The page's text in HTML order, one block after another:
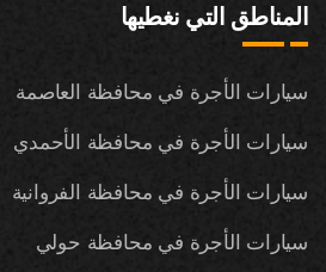
المناطق التي نغطيها
سيارات الأجرة في محافظة العاصمة
سيارات الأجرة في محافظة الأحمدي
سيارات الأجرة في محافظة الفروانية
سيارات الأجرة في محافظة حولي